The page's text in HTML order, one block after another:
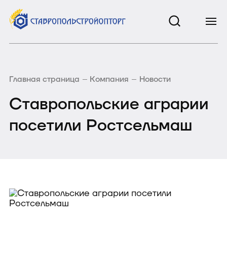
Главная страница Компания Новости
Ставропольские аграрии
посетили Ростсельмаш